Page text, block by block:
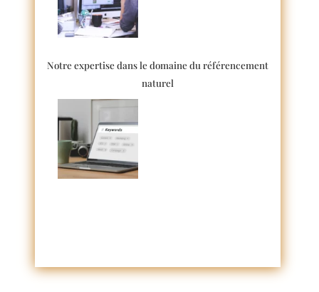
Notre expertise dans le domaine du référencement
naturel